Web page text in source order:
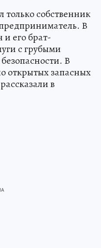
собственник
В
и его брат-
с грубыми
В
открытых запасных
в